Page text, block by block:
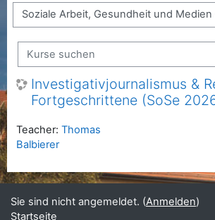
Kurse suchen
Investigativjournalismus &
Fortgeschrittene (SoSe
Teacher: Thomas
Balbierer
Sie sind nicht angemeldet. (Anmelden)
Startseite